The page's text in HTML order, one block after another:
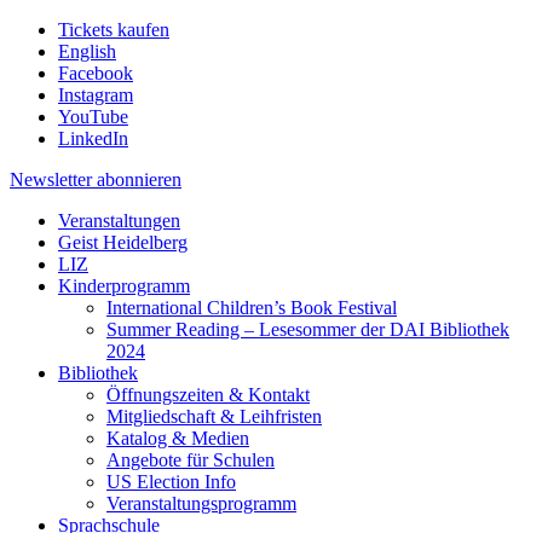
Tickets kaufen
English
Facebook
Instagram
YouTube
LinkedIn
Newsletter abonnieren
Veranstaltungen
Geist Heidelberg
LIZ
Kinderprogramm
International Children’s Book Festival
Summer Reading – Lesesommer der DAI Bibliothek
2024
Bibliothek
Öffnungszeiten & Kontakt
Mitgliedschaft & Leihfristen
Katalog & Medien
Angebote für Schulen
US Election Info
Veranstaltungsprogramm
Sprachschule